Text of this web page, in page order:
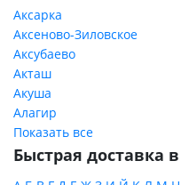
Аксарка
Аксеново-Зиловское
Аксубаево
Акташ
Акуша
Алагир
Показать все
Быстрая доставка